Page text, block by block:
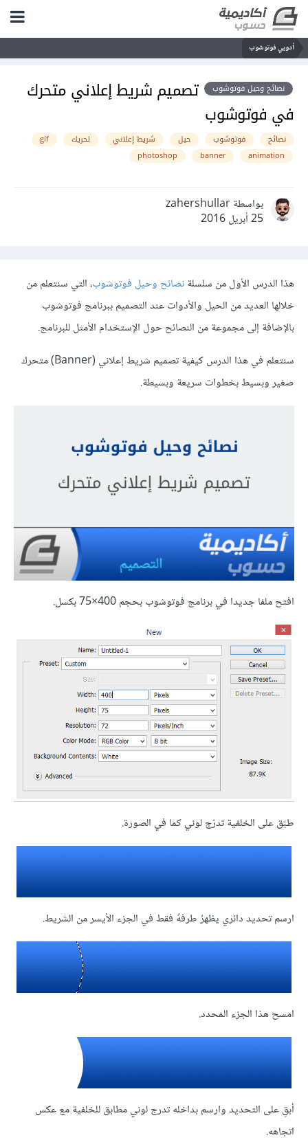
أدوبي فوتوشوب
نصائح وحيل فوتوشوب
تصميم شريط إعلاني متحرك
في فوتوشوب
نصائح فوتوشوب حيل شريط إعلاني تحريك
gif
animation
banner
photoshop
بواسطة zahershullar
25 أبريل 2016
هذا الدرس الأول من سلسلةنصائح وحيل فوتوشوب، التي سنتعلم من
خلالها العديد من الحيل والأدوات عند التصميم ببرنامج فوتوشوب
بالإضافة إلى مجموعة من النصائح حول الإستخدام الأمثل للبرنامج.
سنتعلم في هذا الدرس كيفية تصميم شريط إعلاني (Banner) متحرك
صغير وبسيط بخطوات سريعة وبسيطة.
افتح ملفا جديدا في برنامج فوتوشوب بحجم 400×75 بكسل.
طبّق على الخلفية تدرّج لوني كما في الصورة.
ارسم تحديد دائري يظهرُ طرفهُ فقط في الجزء الأيسر من الشريط.
امسح هذا الجزء المحدد.
أبقِ على التحديد وارسم بداخله تدرج لوني مطابق للخلفية مع عكس
اتجاهه.